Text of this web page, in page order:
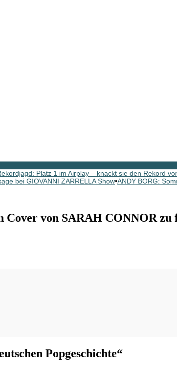
Platz 1 im Airplay – knackt sie den Rekord
bei GIOVANNI ZARRELLA Show•ANDY BORG:
Cover von SARAH CONNOR zu
Popgeschichte“